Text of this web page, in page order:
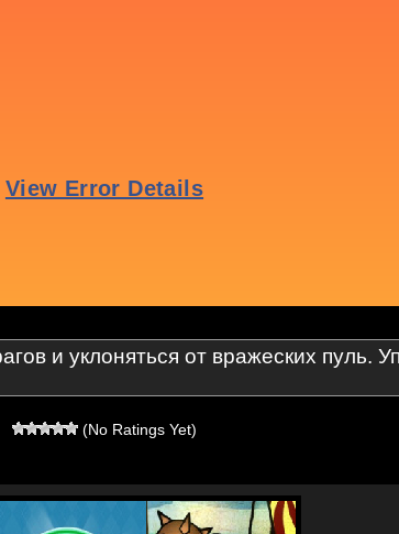
и уклоняться от вражеских пуль.
(No Ratings Yet)